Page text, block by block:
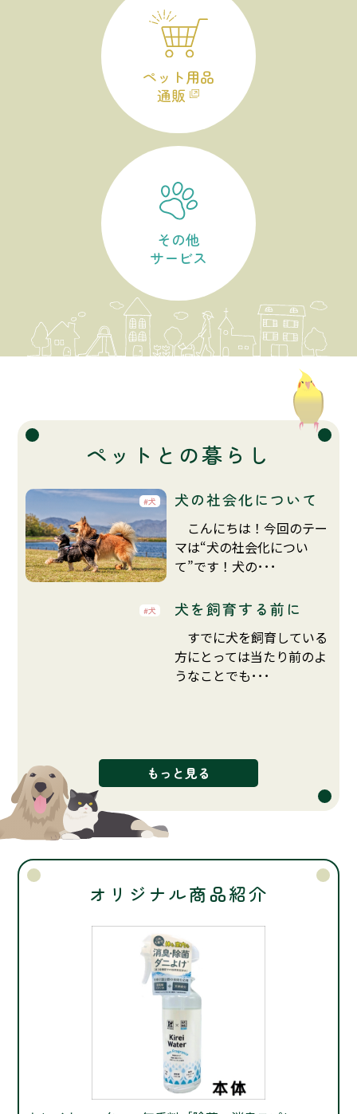
ペット用品
通販
その他
サービス
ペットとの暮らし
犬 犬の社会化について
こんにちは！今回のテー
マは“犬の社会化につい
て”です！犬の･･･
犬 犬を飼育する前に
すでに犬を飼育している
方にとっては当たり前のよ
うなことでも･･･
オリジナル商品紹介
キレイウォーター 無香料［除菌・消臭スプレー